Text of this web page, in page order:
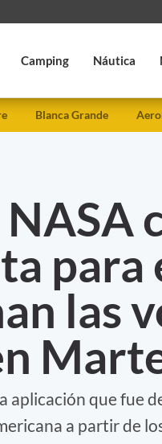
Camping Náutica
Blanca Grande
para
las
aplicación que fue
a partir de